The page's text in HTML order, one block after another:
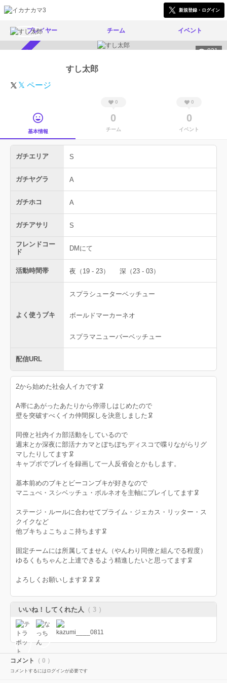
新規登録・ログイン
プレイヤー チーム イベント
821
すし太郎
𝕏 ページ
基本情報
0
0
チーム
0
0
イベント
ガチエリア S
ガチヤグラ A
ガチホコ A
ガチアサリ S
フレンドコー
ド
DMにて
活動時間帯 夜（19 - 23） 深（23 - 03）
よく使うブキ
スプラシューターベッチュー
ボールドマーカーネオ
スプラマニューバーベッチュー
配信URL
2から始めた社会人イカです🦑
A帯にあがったあたりから停滞しはじめたので
壁を突破すべくイカ仲間探しを決意しました🦑
同僚と社内イカ部活動をしているので
週末とか深夜に部活ナカマとぼちぼちディスコで喋りながらリグ
マしたりしてます🦑
キャプボでプレイを録画して一人反省会とかもします。
基本前めのブキとビーコンブキが好きなので
マニュべ・スシベッチュ・ボルネオを主軸にプレイしてます🦑
ステージ・ルールに合わせてプライム・ジェカス・リッター・ス
クイクなど
他ブキちょこちょこ持ちます🦑
固定チームには所属してません（やんわり同僚と組んでる程度）
ゆるくもちゃんと上達できるよう精進したいと思ってます🦑
よろしくお願いします🦑🦑🦑
いいね！してくれた人 （ 3 ）
コメント （ 0 ）
コメントするにはログインが必要です